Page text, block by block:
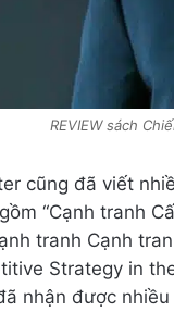
REVIEW sách
cũng đã viết
“Cạnh tranh
tranh Cạnh
Strategy in
nhận được